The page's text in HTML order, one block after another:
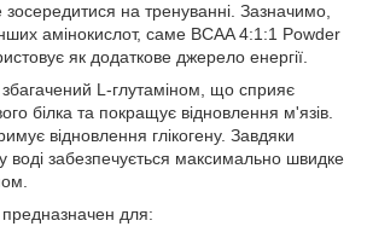
на тренуванні. Зазначимо,
амінокислот, саме BCAA 4:1:1 Powder
як додаткове джерело енергії.
збагачений L-глутаміном, що сприяє
білка та покращує відновлення м'язів.
відновлення глікогену. Завдяки
у воді забезпечується максимально швидке
предназначен для: